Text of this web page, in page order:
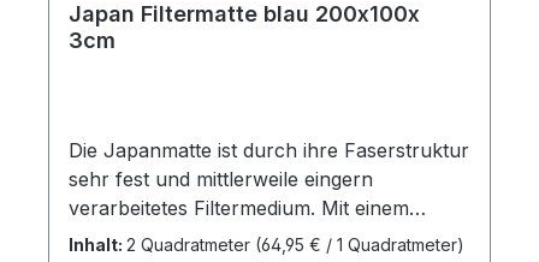
Japan Filtermatte blau 200x100x
3cm
Die Japanmatte ist durch ihre Faserstruktur
sehr fest und mittlerweile eingern
verarbeitetes Filtermedium. Mit einem
Messer kann man die Matte(auf Polyester-
Inhalt: 2 Quadratmeter (64,95 € / 1 Quadratmeter)